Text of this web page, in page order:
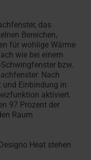
das
Bereichen,
für wohlige Wärme
wie bei einem
bzw.
Nach
und Einbindung in
aktiviert.
97 Prozent der
Raum
Heat stehen